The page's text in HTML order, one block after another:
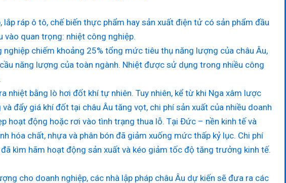
ráp ô tô, chế biến thực phẩm hay sản xuất điện tử có sản phẩm đầu
vào quan trọng: nhiệt công nghiệp.
chiếm khoảng 25% tổng mức tiêu thụ năng lượng của châu Âu,
năng lượng của toàn ngành. Nhiệt được sử dụng trong nhiều công
nhiệt bằng lò hơi đốt khí tự nhiên. Tuy nhiên, kể từ khi Nga xâm lược
đẩy giá khí đốt tại châu Âu tăng vọt, chi phí sản xuất của nhiều doanh
hoạt động hoặc rơi vào tình trạng thua lỗ. Tại Đức – nền kinh tế và
hóa chất, nhựa và phân bón đã giảm xuống mức thấp kỷ lục. Chi phí
kìm hãm hoạt động sản xuất và kéo giảm tốc độ tăng trưởng kinh tế.
cho doanh nghiệp, các nhà lập pháp châu Âu dự kiến sẽ đưa ra các